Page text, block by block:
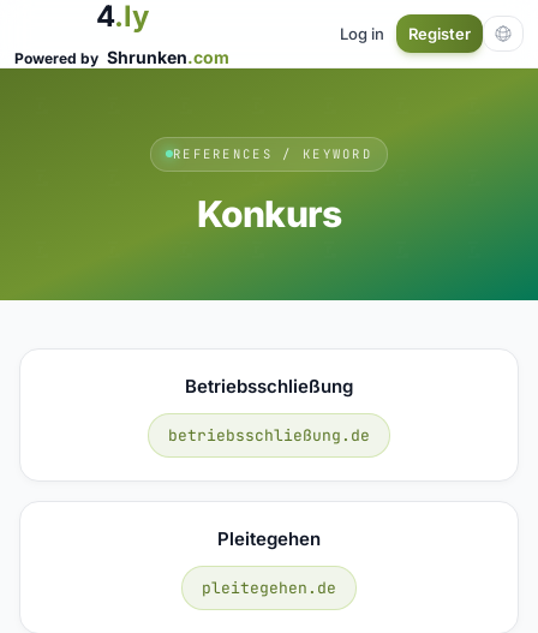
4.ly
Powered by Shrunken.com
Log in Register
REFERENCES / KEYWORD
Konkurs
Betriebsschließung
betriebsschließung.de
Pleitegehen
pleitegehen.de